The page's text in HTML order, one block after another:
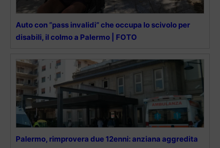
Auto con “pass invalidi” che occupa lo scivolo per
disabili, il colmo a Palermo | FOTO
Palermo, rimprovera due 12enni: anziana aggredita